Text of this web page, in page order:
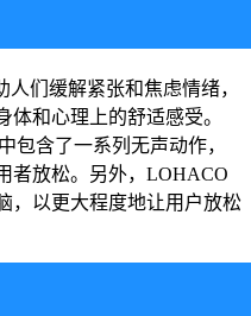
们缓解紧张和焦虑情绪，
和心理上的舒适感受。
包含了一系列无声动作，
者放松。另外，LOHACO
，以更大程度地让用户放松